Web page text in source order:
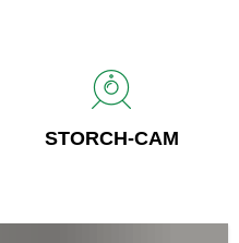
STORCH-CAM